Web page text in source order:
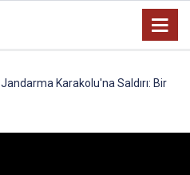
Jandarma Karakolu'na Saldırı: Bir